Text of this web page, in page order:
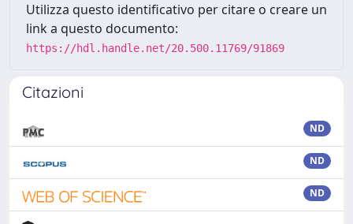
Utilizza questo identificativo per citare o creare un
link a questo documento:
https://hdl.handle.net/20.500.11769/91869
Citazioni
ND
ND
ND